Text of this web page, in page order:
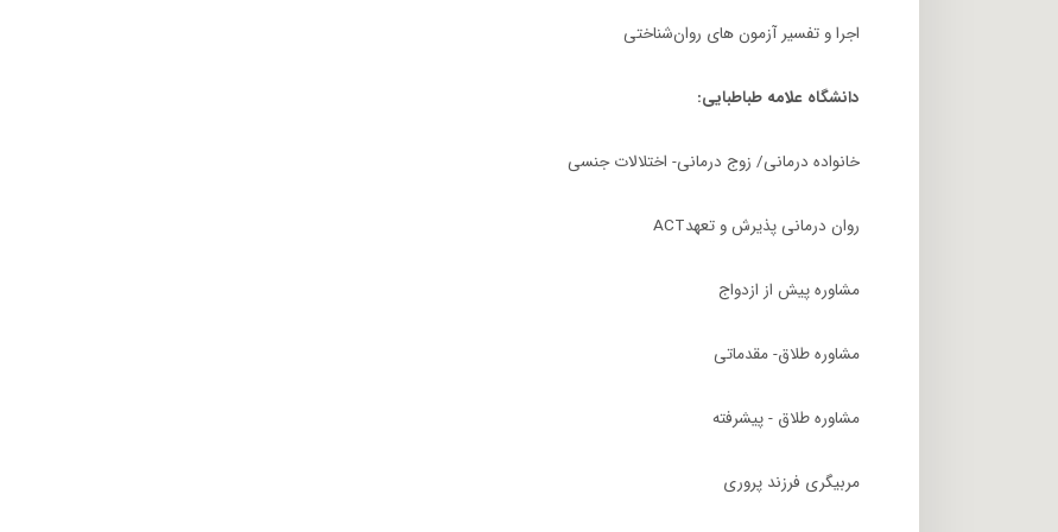
اجرا و تفسیر آزمون های روان‌شناختی
دانشگاه علامه طباطبایی:
خانواده درمانی/ زوج درمانی- اختلالات جنسی
روان درمانی پذیرش و تعهدACT
مشاوره پیش از ازدواج
مشاوره طلاق- مقدماتی
مشاوره طلاق - پیشرفته
مربیگری فرزند پروری